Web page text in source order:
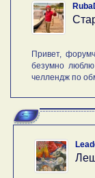
Привет,
безумно
челлендж по